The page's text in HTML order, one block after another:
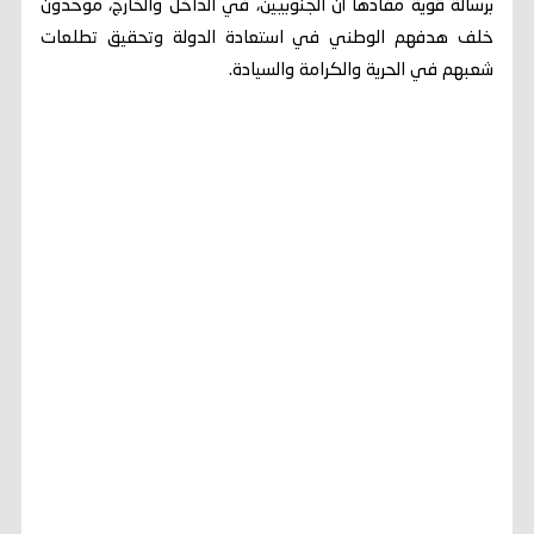
برسالة قوية مفادها أن الجنوبيين، في الداخل والخارج، موحَّدون
خلف هدفهم الوطني في استعادة الدولة وتحقيق تطلعات
شعبهم في الحرية والكرامة والسيادة.